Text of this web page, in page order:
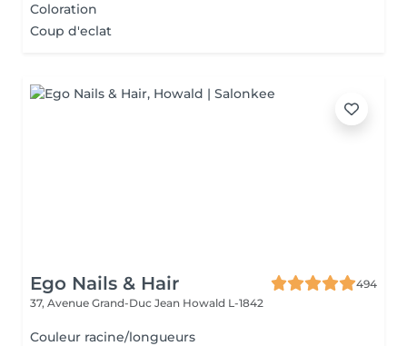
Coloration
Coup d'eclat
Ego Nails & Hair
494
37, Avenue Grand-Duc Jean Howald L-1842
Couleur racine/longueurs